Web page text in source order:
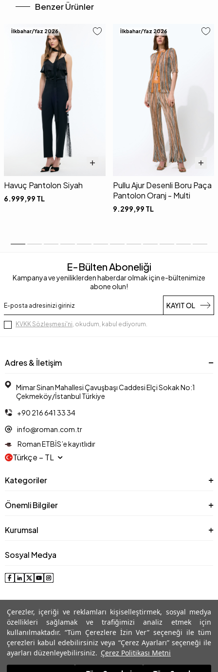
Çerezler, içeriği ve reklamları kişiselleştirmek, sosyal medya
özellikleri sağlamak ve trafiğimizi analiz etmek için
kullanılmaktadır. “Tüm Çerezlere İzin Ver” seçeneği ile tüm
çerezleri kabul edebilirsiniz veya “Çerez Ayarları” seçeneği ile
ayarları düzenleyebilirsiniz. Çerez Politikası Metni
Benzer Ürünler
İlkbahar/Yaz 2026
Havuç Pantolon Siyah
6.999,99 TL
İlkbahar/Yaz 2026
Pullu Ajur Desenli Boru Paça
Pantolon Oranj - Multi
9.299,99 TL
E-Bülten Aboneliği
Kampanya ve yeniliklerden haberdar olmak için e-bültenimize
abone olun!
KAYIT OL
KVKK Sözleşmesi'ni, okudum, kabul ediyorum.
Adres & İletişim
Mimar Sinan Mahallesi Çavuşbaşı Caddesi Elçi Sokak No:1
Çekmeköy/İstanbul Türkiye
+90 216 641 33 34
info@roman.com.tr
Roman ETBİS’e kayıtlıdır
Türkçe − TL
Kategoriler
Önemli Bilgiler
Kurumsal
Sosyal Medya
© 2025 Roman® Tüm Hakları Saklıdır, İzinsiz kullanılamaz